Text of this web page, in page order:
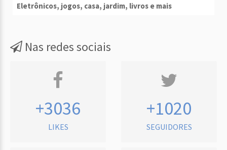
Eletrônicos, jogos, casa, jardim, livros e mais
Nas redes sociais
+3036
LIKES
+1020
SEGUIDORES